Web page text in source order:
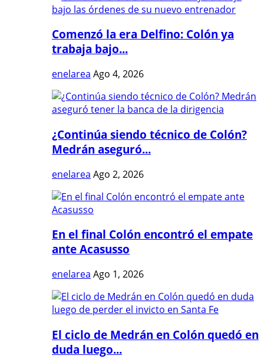
Comenzó la era Delfino: Colón ya
trabaja bajo...
enelarea Ago 4, 2026
¿Continúa siendo técnico de Colón?
Medrán aseguró...
enelarea Ago 2, 2026
En el final Colón encontró el empate
ante Acasusso
enelarea Ago 1, 2026
El ciclo de Medrán en Colón quedó en
duda luego...